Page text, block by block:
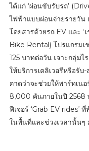
ได้แก่ ‘ผ่อนขับรับรถ’
ไฟฟ้าแบบผ่อนจ่ายรายวัน
โดยสารด้วยรถ EV และ
Bike Rental) โปรแกรมเ
125 บาทต่อวัน เจาะกลุ่มไ
ให้บริการเดลิเวอรีหรือรั
คาดว่าจะช่วยให้พาร์ทเน
8,000 คันภายในปี 2568
ฟีเจอร์ ‘Grab EV rides’
ในพื้นที่และช่วงเวลานั้นๆ